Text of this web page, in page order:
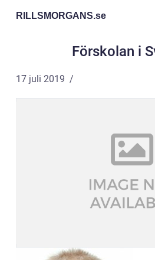
RILLSMORGANS.se
Förskolan i
17 juli 2019